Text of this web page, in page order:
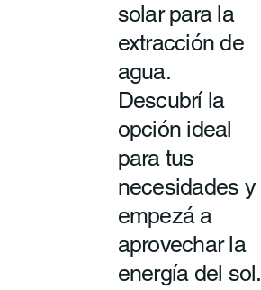
solar para la
extracción de
agua.
Descubrí la
opción ideal
para tus
necesidades y
empezá a
aprovechar la
energía del sol.